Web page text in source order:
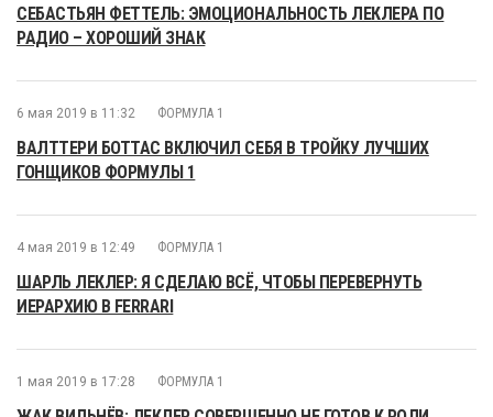
СЕБАСТЬЯН ФЕТТЕЛЬ: ЭМОЦИОНАЛЬНОСТЬ ЛЕКЛЕРА ПО
РАДИО – ХОРОШИЙ ЗНАК
6 мая 2019 в 11:32 ФОРМУЛА 1
ВАЛТТЕРИ БОТТАС ВКЛЮЧИЛ СЕБЯ В ТРОЙКУ ЛУЧШИХ
ГОНЩИКОВ ФОРМУЛЫ 1
4 мая 2019 в 12:49 ФОРМУЛА 1
ШАРЛЬ ЛЕКЛЕР: Я СДЕЛАЮ ВСЁ, ЧТОБЫ ПЕРЕВЕРНУТЬ
ИЕРАРХИЮ В FERRARI
1 мая 2019 в 17:28 ФОРМУЛА 1